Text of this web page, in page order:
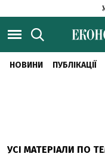
НОВИНИ ПУБЛІКАЦІЇ
УСІ МАТЕРІАЛИ ПО